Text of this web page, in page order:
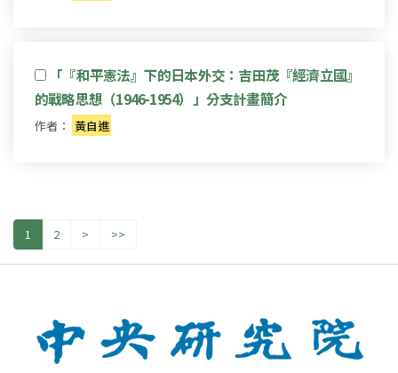
「『和平憲法』下的日本外交：吉田茂『經濟立國』
的戰略思想（1946-1954）」分支計畫簡介
作者： 黃自進
1 2 > >>